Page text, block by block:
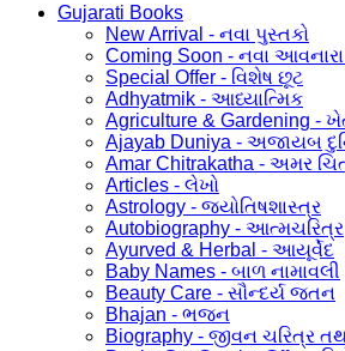
Gujarati Books
New Arrival - નવા પુસ્તકો
Coming Soon - નવા
Special Offer - વિશેષ છૂટ
Adhyatmik - આધ્યાત્મિક
Agriculture & Gardening -
Ajayab Duniya - અજાયબ
Amar Chitrakatha - અમર
Articles - લેખો
Astrology - જ્યોતિષશાસ્ત્ર
Autobiography - આત્મચરિત્ર
Ayurved & Herbal - આયૂર્વેદ
Baby Names - બાળ નામાવલી
Beauty Care - સૌન્દર્ય જતન
Bhajan - ભજન
Biography - જીવન ચરિત્ર